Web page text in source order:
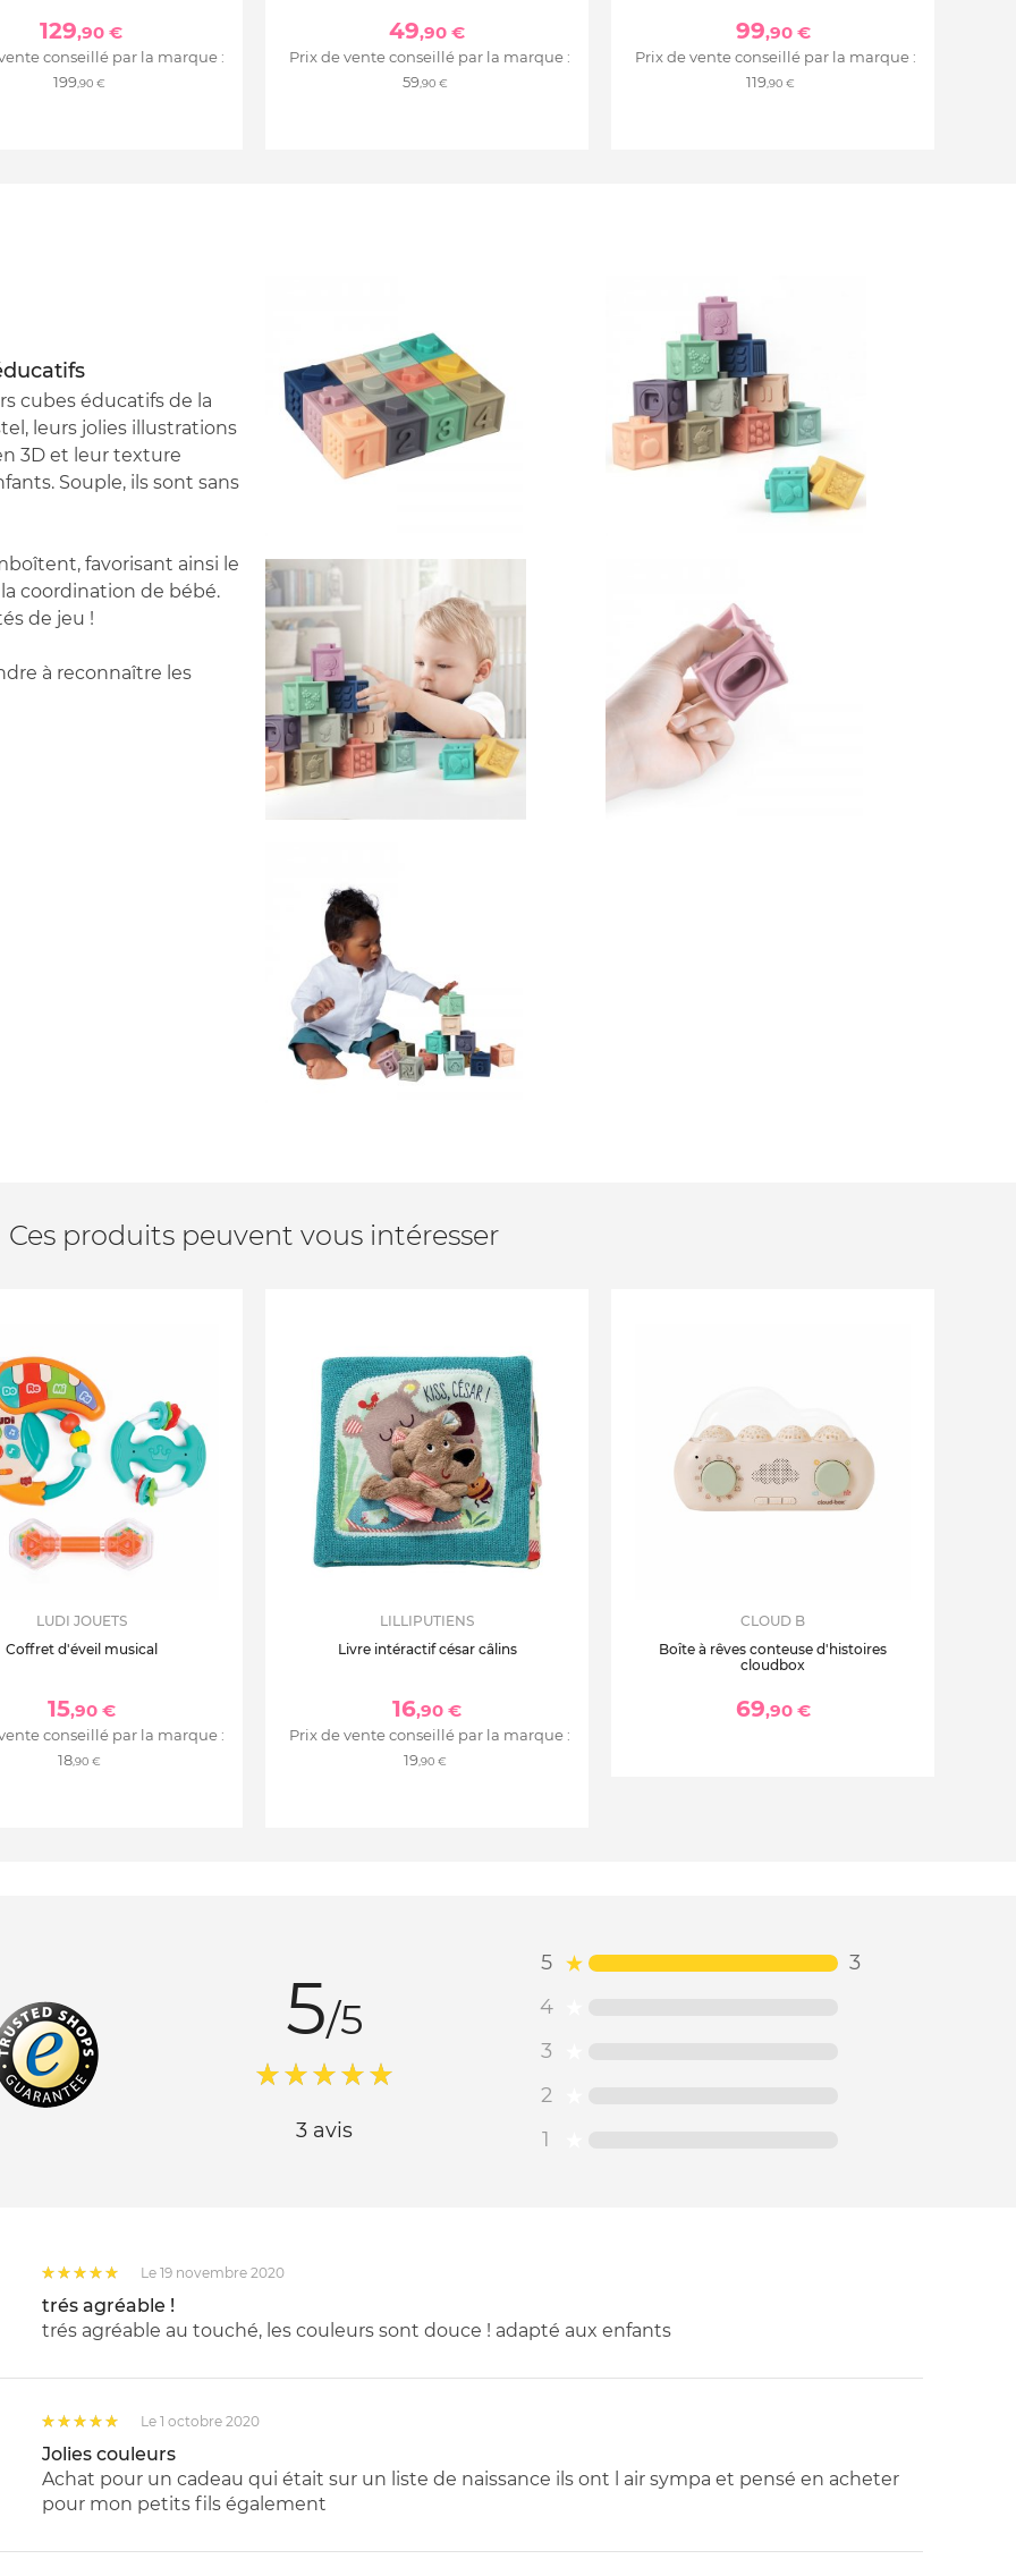
129,90 €
conseillé par la marque :
199,90 €
49,90 €
Prix de vente conseillé par la marque :
59,90 €
99,90 €
Prix de vente conseillé par la marque :
119,90 €
cubes éducatifs de la
leurs jolies illustrations
3D et leur texture
Souple, ils sont sans
favorisant ainsi le
coordination de bébé.
de jeu !
à reconnaître les
Ces produits peuvent vous intéresser
LUDI JOUETS
Coffret d'éveil musical
15,90 €
conseillé par la marque :
18,90 €
LILLIPUTIENS
Livre intéractif césar câlins
16,90 €
Prix de vente conseillé par la marque :
19,90 €
CLOUD B
Boîte à rêves conteuse d'histoires
cloudbox
69,90 €
5/5
3 avis
5
3
4
3
2
1
Le 19 novembre 2020
trés agréable !
trés agréable au touché, les couleurs sont douce ! adapté aux enfants
Le 1 octobre 2020
Jolies couleurs
Achat pour un cadeau qui était sur un liste de naissance ils ont l air sympa et pensé en acheter
pour mon petits fils également